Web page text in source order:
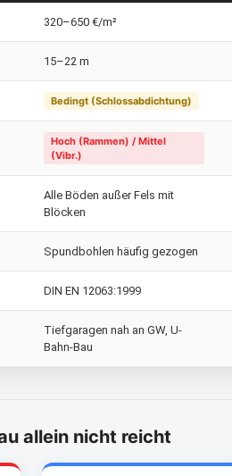
320–650 €/m²
15–22 m
Bedingt (Schlossabdichtung)
Hoch (Rammen) / Mittel
(Vibr.)
Alle Böden außer Fels mit
Blöcken
Spundbohlen häufig gezogen
DIN EN 12063:1999
Tiefgaragen nah an GW, U-
Bahn-Bau
allein nicht reicht